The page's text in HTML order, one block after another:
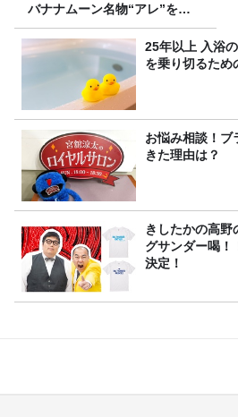
バナナムーン名物“アレ”を喰
らう」
25年以上 入浴
を乗り切るため
お悩み相談！ブ
きた理由は？
きしたかの高野
グサンダー喝！
決定！